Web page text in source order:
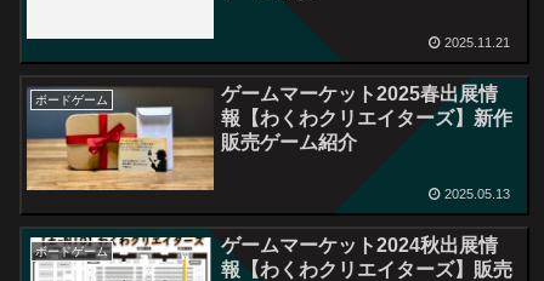
2025.11.21
ボードゲーム
ゲームマーケット2025春出展情
報【わくわクリエイターズ】新作
販売ゲーム紹介
2025.05.13
ボードゲーム
ゲームマーケット2024秋出展情
報【わくわクリエイターズ】販売